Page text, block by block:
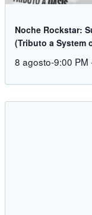
Noche Rockstar:
(Tributo a System
8 agosto-9:00 PM